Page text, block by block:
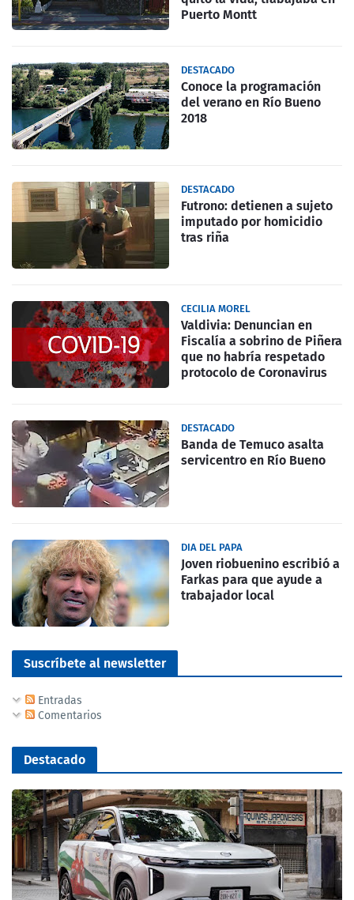
Puerto Montt
DESTACADO
Conoce la programación
del verano en Río Bueno
2018
DESTACADO
Futrono: detienen a sujeto
imputado por homicidio
tras riña
CECILIA MOREL
Valdivia: Denuncian en
Fiscalía a sobrino de Piñera
que no habría respetado
protocolo de Coronavirus
DESTACADO
Banda de Temuco asalta
servicentro en Río Bueno
DIA DEL PAPA
Joven riobuenino escribió a
Farkas para que ayude a
trabajador local
Suscríbete al newsletter
Entradas
Comentarios
Destacado